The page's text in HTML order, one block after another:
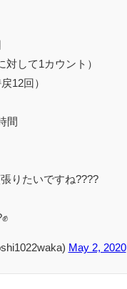
対して1カウント）
12回）
間
りたいですね????
May 2, 2020